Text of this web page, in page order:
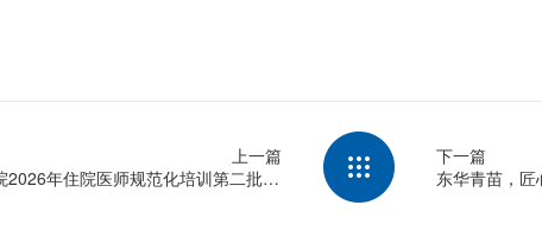
上一篇
2026年住院医师规范化培训第二批招
下一篇
东华青苗，